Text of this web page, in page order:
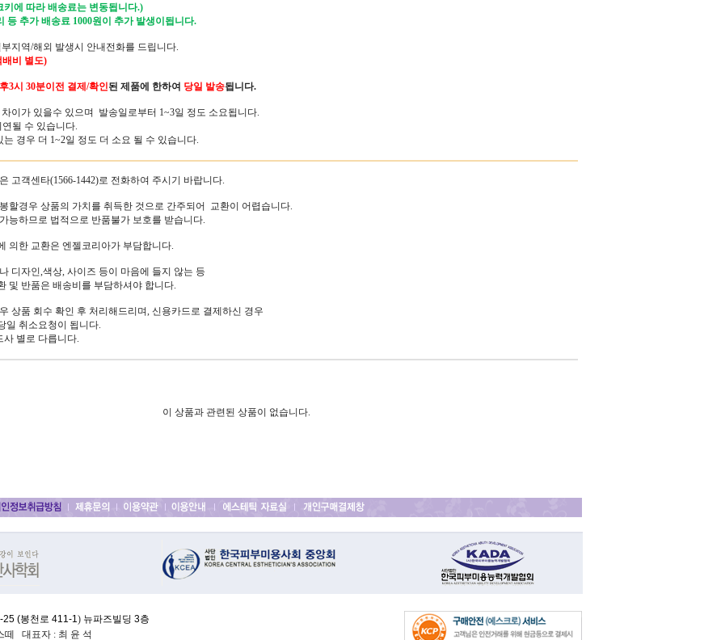
키에 따라 배송료는 변동됩니다.)
등 추가 배송료 1000원이 추가 발생이됩니다.
지역/해외 발생시 안내전화를 드립니다.
배비 별도)
3시 30분이전 결제/확인된 제품에 한하여 당일 발송됩니다.
이가 있을수 있으며 발송일로부터 1~3일 정도 소요됩니다.
될 수 있습니다.
경우 더 1~2일 정도 더 소요 될 수 있습니다.
고객센타(1566-1442)로 전화하여 주시기 바랍니다.
할경우 상품의 가치를 취득한 것으로 간주되어 교환이 어렵습니다.
능하므로 법적으로 반품불가 보호를 받습니다.
의한 교환은 엔젤코리아가 부담합니다.
디자인,색상, 사이즈 등이 마음에 들지 않는 등
및 반품은 배송비를 부담하셔야 합니다.
상품 회수 확인 후 처리해드리며, 신용카드로 결제하신 경우
일 취소요청이 됩니다.
사 별로 다릅니다.
이 상품과 관련된 상품이 없습니다.
25 (봉천로 411-1)뉴파즈빌딩 3층
떼 대표자 : 최 윤 석